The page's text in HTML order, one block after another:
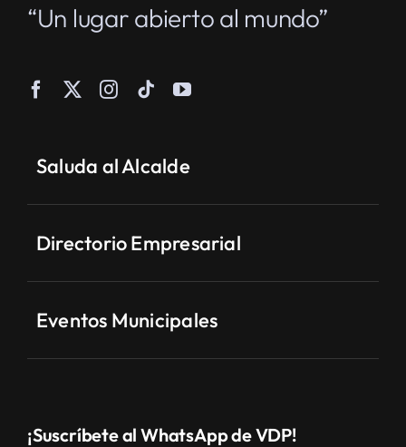
“Un lugar abierto al mundo”
Saluda al Alcalde
Directorio Empresarial
Eventos Municipales
¡Suscríbete al WhatsApp de VDP!